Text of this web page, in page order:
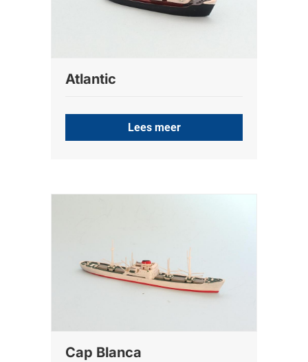
Atlantic
Lees meer
Cap Blanca